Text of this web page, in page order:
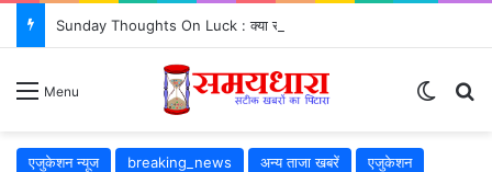
Menu
एजुकेशन न्यूज breaking_news अन्य ताजा खबरें एजुकेशन